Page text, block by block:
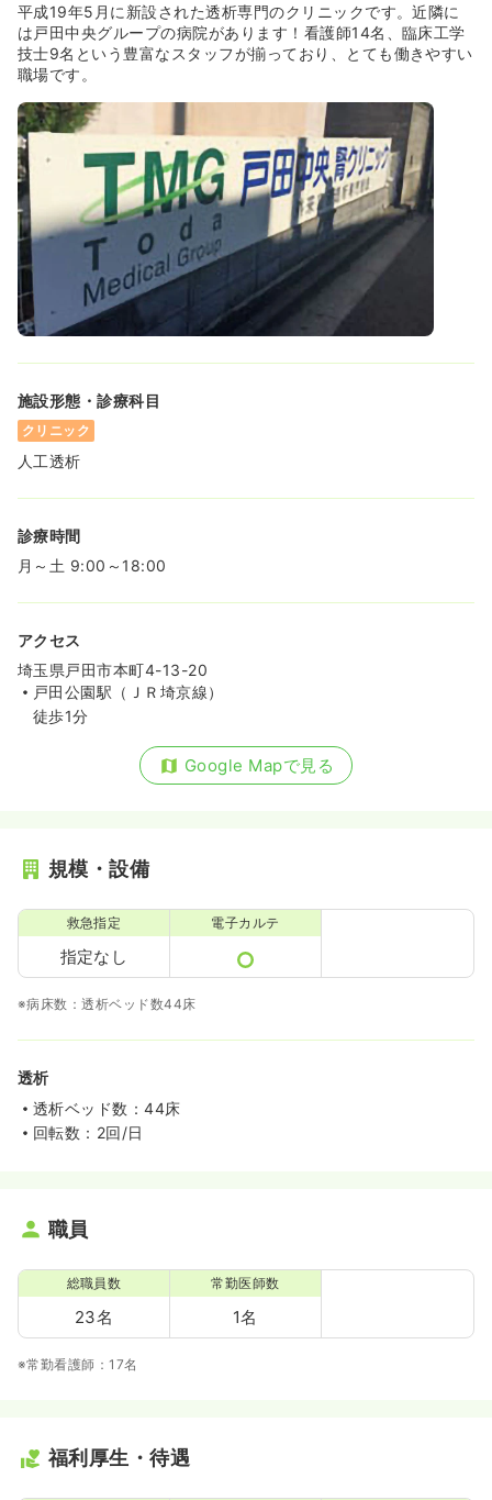
平成19年5月に新設された透析専門のクリニックです。近隣に
は戸田中央グループの病院があります！看護師14名、臨床工学
技士9名という豊富なスタッフが揃っており、とても働きやすい
職場です。
施設形態・診療科目
クリニック
人工透析
診療時間
月～土 9:00～18:00
アクセス
埼玉県戸田市本町4-13-20
戸田公園駅（ＪＲ埼京線）
徒歩1分
Google Mapで見る
規模・設備
救急指定
指定なし
電子カルテ
※病床数：透析ベッド数44床
透析
透析ベッド数：44床
回転数：2回/日
職員
総職員数
23名
常勤医師数
1名
※常勤看護師：17名
福利厚生・待遇